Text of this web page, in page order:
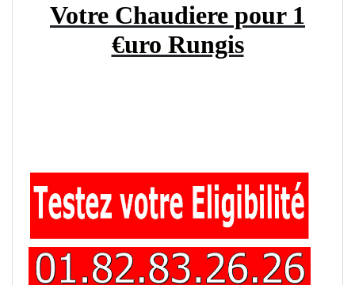
Votre Chaudiere pour 1
€uro Rungis